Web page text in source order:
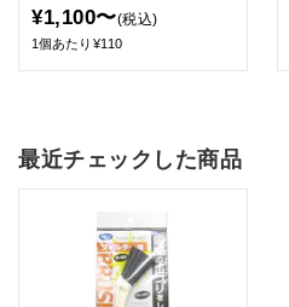
¥1,100〜(税込)
1個あたり¥110
最近チェックした商品